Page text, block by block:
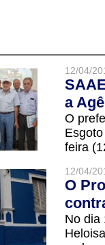
12/04/
a
O
feira
12/04/
O
No dia